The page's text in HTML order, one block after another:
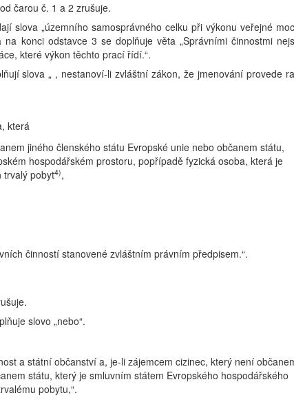
čarou č. 1 a 2 zrušuje.
slova „územního samosprávného celku při výkonu veřejné
na konci odstavce 3 se doplňuje věta „Správními činnostmi
které výkon těchto prací řídí.“.
slova „ , nestanoví-li zvláštní zákon, že jmenování provede
která
jiného členského státu Evropské unie nebo občanem státu,
hospodářském prostoru, popřípadě fyzická osoba, která je
trvalý pobyt4),
činností stanovené zvláštním právním předpisem.“.
slovo „nebo“.
a státní občanství a, je-li zájemcem cizinec, který není
státu, který je smluvním státem Evropského hospodářského
pobytu,“.